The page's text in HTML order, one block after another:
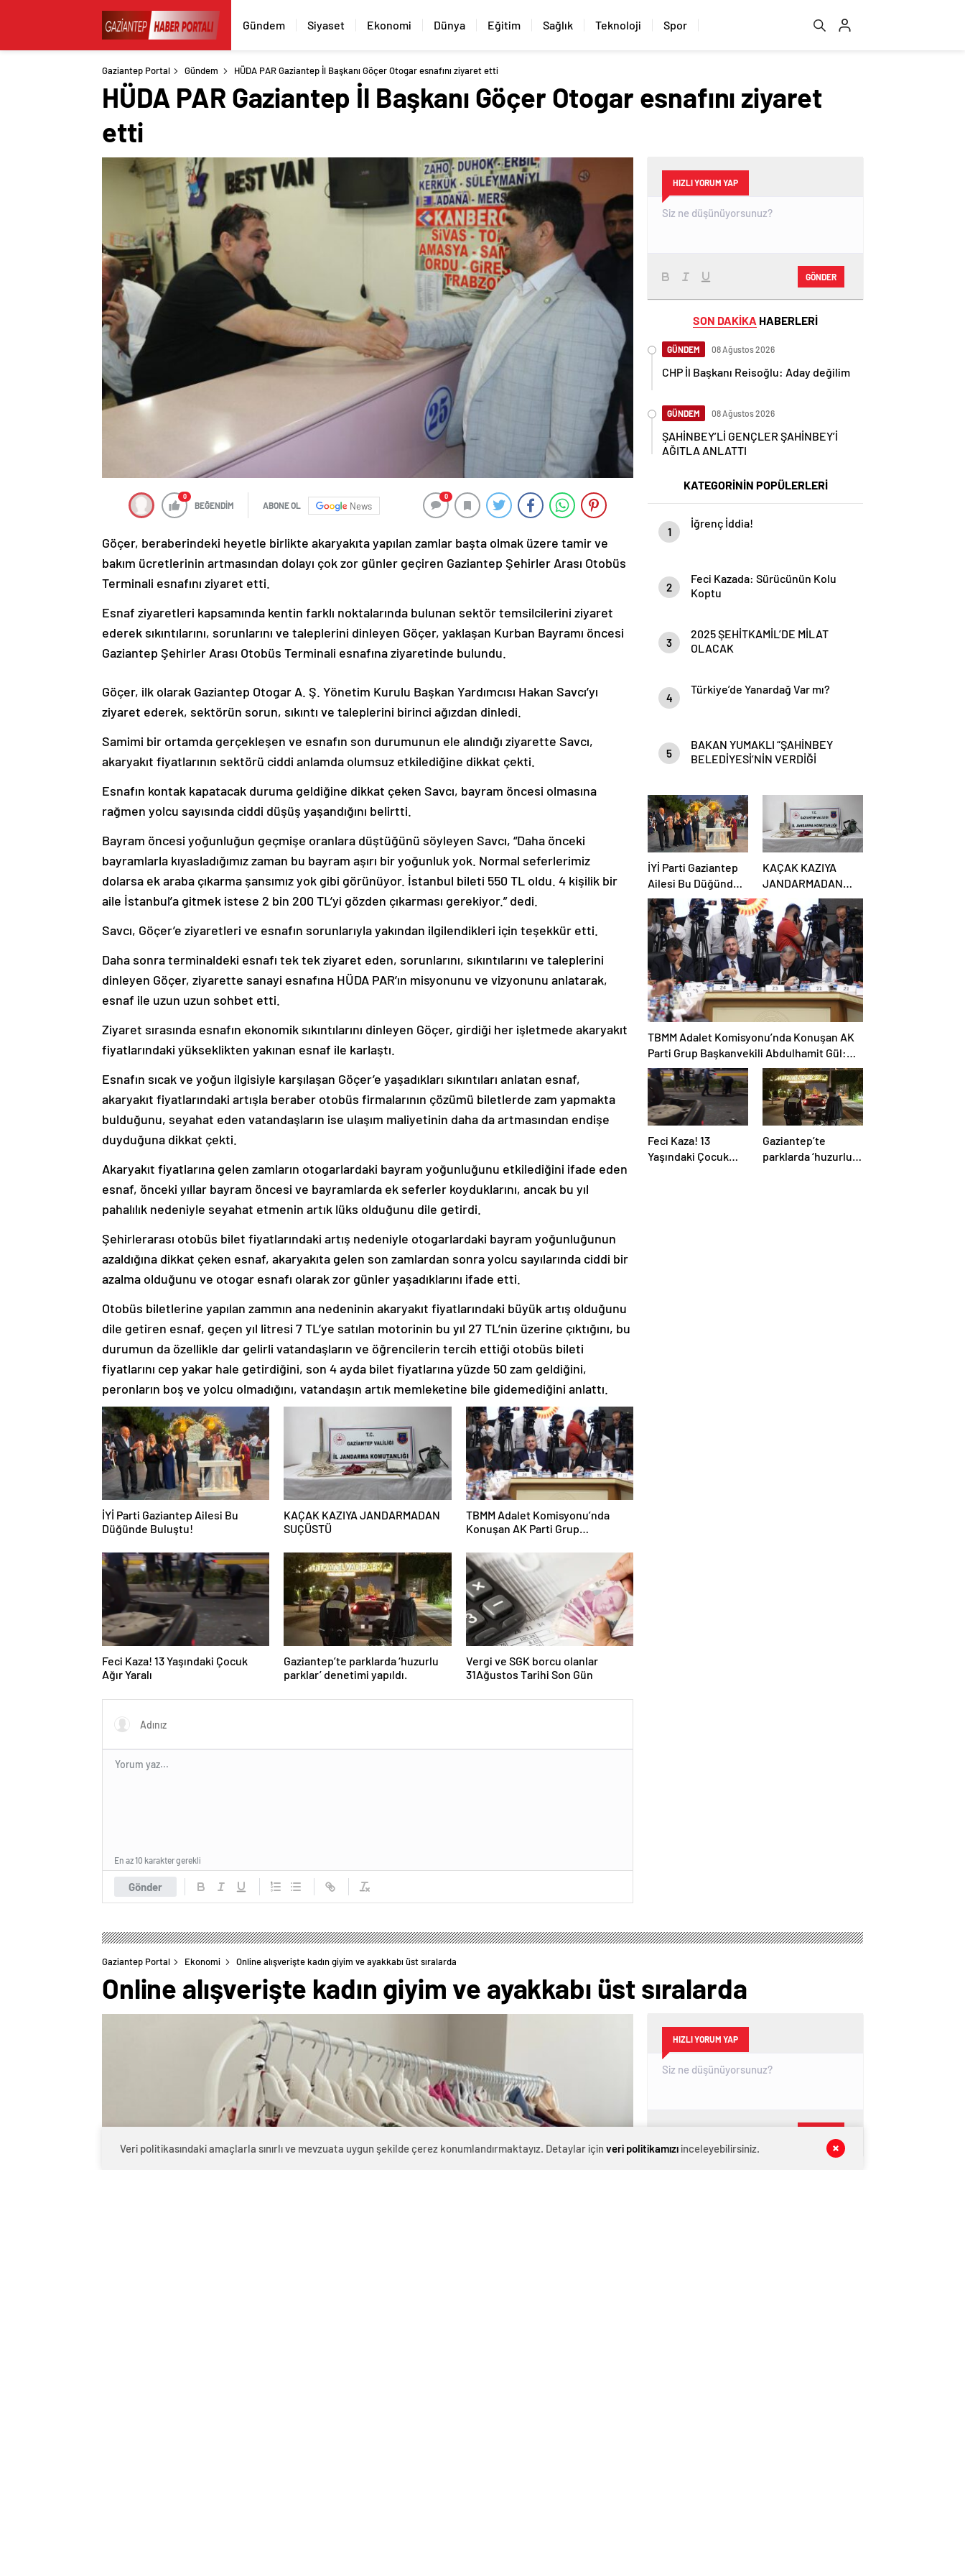
Gündem Siyaset Ekonomi Dünya Eğitim Sağlık Teknoloji Spor
Gaziantep Portal Gündem HÜDA PAR Gaziantep İl Başkanı Göçer Otogar esnafını ziyaret etti
HÜDA PAR Gaziantep İl Başkanı Göçer Otogar esnafını ziyaret
etti
0
BEĞENDİM ABONE OL News
0
Göçer, beraberindeki heyetle birlikte akaryakıta yapılan zamlar başta olmak üzere tamir ve
bakım ücretlerinin artmasından dolayı çok zor günler geçiren Gaziantep Şehirler Arası Otobüs
Terminali esnafını ziyaret etti.
Esnaf ziyaretleri kapsamında kentin farklı noktalarında bulunan sektör temsilcilerini ziyaret
ederek sıkıntılarını, sorunlarını ve taleplerini dinleyen Göçer, yaklaşan Kurban Bayramı öncesi
Gaziantep Şehirler Arası Otobüs Terminali esnafına ziyaretinde bulundu.
Göçer, ilk olarak Gaziantep Otogar A. Ş. Yönetim Kurulu Başkan Yardımcısı Hakan Savcı’yı
ziyaret ederek, sektörün sorun, sıkıntı ve taleplerini birinci ağızdan dinledi.
Samimi bir ortamda gerçekleşen ve esnafın son durumunun ele alındığı ziyarette Savcı,
akaryakıt fiyatlarının sektörü ciddi anlamda olumsuz etkilediğine dikkat çekti.
Esnafın kontak kapatacak duruma geldiğine dikkat çeken Savcı, bayram öncesi olmasına
rağmen yolcu sayısında ciddi düşüş yaşandığını belirtti.
Bayram öncesi yoğunluğun geçmişe oranlara düştüğünü söyleyen Savcı, “Daha önceki
bayramlarla kıyasladığımız zaman bu bayram aşırı bir yoğunluk yok. Normal seferlerimiz
dolarsa ek araba çıkarma şansımız yok gibi görünüyor. İstanbul bileti 550 TL oldu. 4 kişilik bir
aile İstanbul’a gitmek istese 2 bin 200 TL’yi gözden çıkarması gerekiyor.” dedi.
Savcı, Göçer’e ziyaretleri ve esnafın sorunlarıyla yakından ilgilendikleri için teşekkür etti.
Daha sonra terminaldeki esnafı tek tek ziyaret eden, sorunlarını, sıkıntılarını ve taleplerini
dinleyen Göçer, ziyarette sanayi esnafına HÜDA PAR’ın misyonunu ve vizyonunu anlatarak,
esnaf ile uzun uzun sohbet etti.
Ziyaret sırasında esnafın ekonomik sıkıntılarını dinleyen Göçer, girdiği her işletmede akaryakıt
fiyatlarındaki yükseklikten yakınan esnaf ile karlaştı.
Esnafın sıcak ve yoğun ilgisiyle karşılaşan Göçer’e yaşadıkları sıkıntıları anlatan esnaf,
akaryakıt fiyatlarındaki artışla beraber otobüs firmalarının çözümü biletlerde zam yapmakta
bulduğunu, seyahat eden vatandaşların ise ulaşım maliyetinin daha da artmasından endişe
duyduğuna dikkat çekti.
Akaryakıt fiyatlarına gelen zamların otogarlardaki bayram yoğunluğunu etkilediğini ifade eden
esnaf, önceki yıllar bayram öncesi ve bayramlarda ek seferler koyduklarını, ancak bu yıl
pahalılık nedeniyle seyahat etmenin artık lüks olduğunu dile getirdi.
Şehirlerarası otobüs bilet fiyatlarındaki artış nedeniyle otogarlardaki bayram yoğunluğunun
azaldığına dikkat çeken esnaf, akaryakıta gelen son zamlardan sonra yolcu sayılarında ciddi bir
azalma olduğunu ve otogar esnafı olarak zor günler yaşadıklarını ifade etti.
Otobüs biletlerine yapılan zammın ana nedeninin akaryakıt fiyatlarındaki büyük artış olduğunu
dile getiren esnaf, geçen yıl litresi 7 TL’ye satılan motorinin bu yıl 27 TL’nin üzerine çıktığını, bu
durumun da özellikle dar gelirli vatandaşların ve öğrencilerin tercih ettiği otobüs bileti
fiyatlarını cep yakar hale getirdiğini, son 4 ayda bilet fiyatlarına yüzde 50 zam geldiğini,
peronların boş ve yolcu olmadığını, vatandaşın artık memleketine bile gidemediğini anlattı.
İYİ Parti Gaziantep Ailesi Bu
Düğünde Buluştu!
KAÇAK KAZIYA JANDARMADAN
SUÇÜSTÜ
TBMM Adalet Komisyonu’nda
Konuşan AK Parti Grup
“Kanun Teklifi Milletimizin
Teklifidir”
Feci Kaza! 13 Yaşındaki Çocuk
Ağır Yaralı
Gaziantep’te parklarda ‘huzurlu
parklar’ denetimi yapıldı.
Vergi ve SGK borcu olanlar
31Ağustos Tarihi Son Gün
Gönder
En az 10 karakter gerekli
HIZLI YORUM YAP
GÖNDER
SON DAKİKA HABERLERİ
GÜNDEM 08 Ağustos 2026
CHP İl Başkanı Reisoğlu: Aday değilim
GÜNDEM 08 Ağustos 2026
ŞAHİNBEY’Lİ GENÇLER ŞAHİNBEY’İ
AĞITLA ANLATTI
KATEGORİNİN POPÜLERLERİ
1
İğrenç İddia!
2
Feci Kazada: Sürücünün Kolu
Koptu
3
2025 ŞEHİTKAMİL’DE MİLAT
OLACAK
4
Türkiye’de Yanardağ Var mı?
5
BAKAN YUMAKLI “ŞAHİNBEY
BELEDİYESİ’NİN VERDİĞİ
İYİ Parti Gaziantep
Ailesi Bu Düğünde
Buluştu!
KAÇAK KAZIYA
JANDARMADAN
SUÇÜSTÜ
TBMM Adalet Komisyonu’nda Konuşan AK
Parti Grup Başkanvekili Abdulhamit Gül:
“Kanun Teklifi Milletimizin Teklifidir”
Feci Kaza! 13
Yaşındaki Çocuk
Gaziantep’te
parklarda ‘huzurlu
Gaziantep Portal Ekonomi Online alışverişte kadın giyim ve ayakkabı üst sıralarda
Online alışverişte kadın giyim ve ayakkabı üst sıralarda
HIZLI YORUM YAP
Veri politikasındaki amaçlarla sınırlı ve mevzuata uygun şekilde çerez konumlandırmaktayız. Detaylar için veri politikamızıinceleyebilirsiniz.